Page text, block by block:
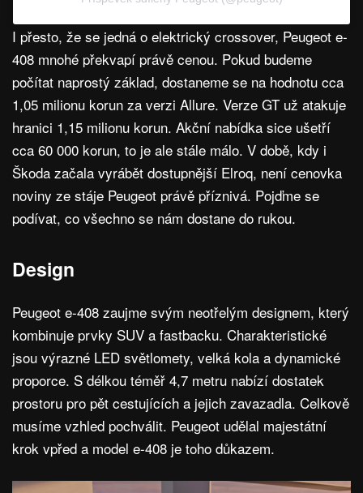
I přesto, že se jedná o elektrický crossover, Peugeot e-
408 mnohé překvapí právě cenou. Pokud budeme
počítat naprostý základ, dostaneme se na hodnotu cca
1,05 milionu korun za verzi Allure. Verze GT už atakuje
hranici 1,15 milionu korun. Akční nabídka sice ušetří
cca 60 000 korun, to je ale stále málo. V době, kdy i
Škoda začala vyrábět dostupnější Elroq, není cenovka
noviny ze stáje Peugeot právě příznivá. Pojďme se
podívat, co všechno se nám dostane do rukou.
Design
Peugeot e-408 zaujme svým neotřelým designem, který
kombinuje prvky SUV a fastbacku. Charakteristické
jsou výrazné LED světlomety, velká kola a dynamické
proporce. S délkou téměř 4,7 metru nabízí dostatek
prostoru pro pět cestujících a jejich zavazadla. Celkově
musíme vzhled pochválit. Peugeot udělal majestátní
krok vpřed a model e-408 je toho důkazem.